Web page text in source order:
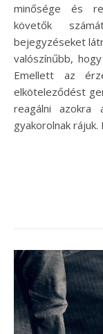
minősége és
követők
bejegyzéseket
valószínűbb,
Emellett az
elköteleződést
reagálni azokra
gyakorolnak